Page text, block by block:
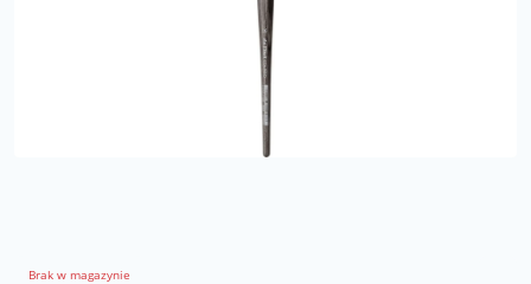
Brak w magazynie